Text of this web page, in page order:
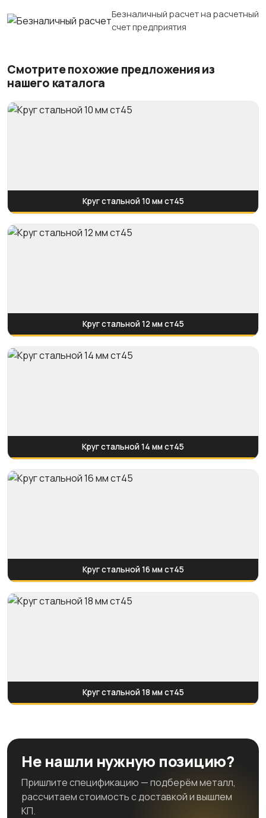
Безналичный расчет на расчетный
счет предприятия
Смотрите похожие предложения из
нашего каталога
Круг стальной 10 мм ст45
Круг стальной 12 мм ст45
Круг стальной 14 мм ст45
Круг стальной 16 мм ст45
Круг стальной 18 мм ст45
Не нашли нужную позицию?
Пришлите спецификацию — подберём металл,
рассчитаем стоимость с доставкой и вышлем
КП.